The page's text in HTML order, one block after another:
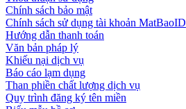
Chính sách bảo mật
Chính sách sử dụng tài khoản MatBaoID
Hướng dẫn thanh toán
Văn bản pháp lý
Khiếu nại dịch vụ
Báo cáo lạm dụng
Than phiền chất lượng dịch vụ
Quy trình đăng ký tên miền